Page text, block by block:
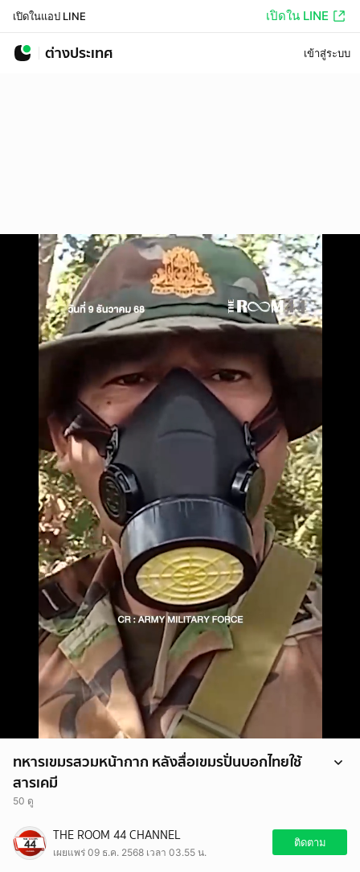
เปิดในแอป LINE เปิดใน LINE
ต่างประเทศ เข้าสู่ระบบ
ทหารเขมรสวมหน้ากาก หลังสื่อเขมรปั่นบอกไทยใช้
สารเคมี
50 ดู
ทหารเขมรสวมหน้ากาก หลังสื่อเขมรปั่นบอกไทยใช้สารเคมี
#เขมร #ไทยกัมพูชา #ชายแดน #ชายแดนไทยกัมพูชา #ทหาร #ข่าว
#ข่าววันนี้ #Theroom44
THE ROOM 44 CHANNEL
เผยแพร่ 09 ธ.ค. 2568 เวลา 03.55 น.
ติดตาม